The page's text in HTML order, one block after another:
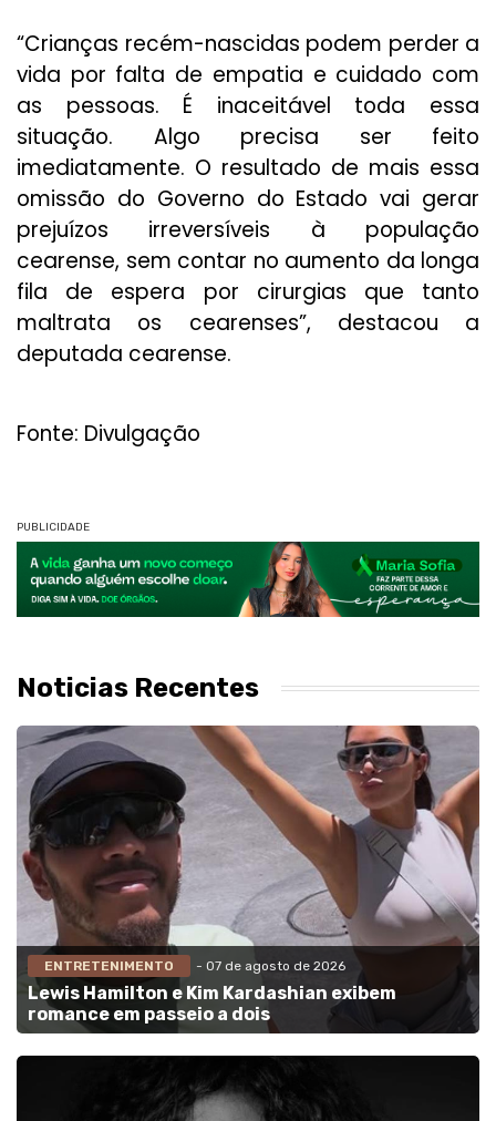
“Crianças recém-nascidas podem perder a
vida por falta de empatia e cuidado com
as pessoas. É inaceitável toda essa
situação. Algo precisa ser feito
imediatamente. O resultado de mais essa
omissão do Governo do Estado vai gerar
prejuízos irreversíveis à população
cearense, sem contar no aumento da longa
fila de espera por cirurgias que tanto
maltrata os cearenses”, destacou a
deputada cearense.
Fonte: Divulgação
PUBLICIDADE
Noticias Recentes
ENTRETENIMENTO - 07 de agosto de 2026
Lewis Hamilton e Kim Kardashian exibem
romance em passeio a dois